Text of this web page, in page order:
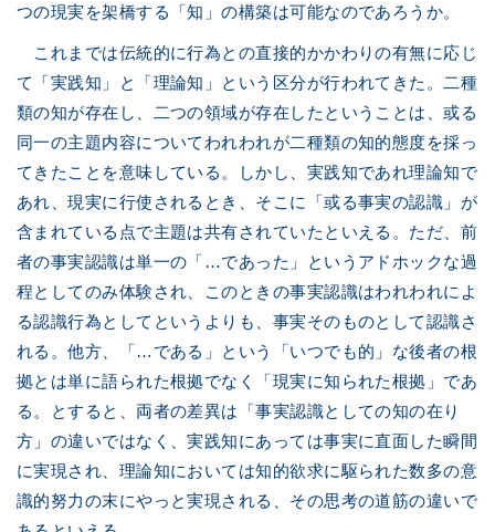
つの現実を架橋する「知」の構築は可能なのであろうか。
これまでは伝統的に行為との直接的かかわりの有無に応じ
て「実践知」と「理論知」という区分が行われてきた。二種
類の知が存在し、二つの領域が存在したということは、或る
同一の主題内容についてわれわれが二種類の知的態度を採っ
てきたことを意味している。しかし、実践知であれ理論知で
あれ、現実に行使されるとき、そこに「或る事実の認識」が
含まれている点で主題は共有されていたといえる。ただ、前
者の事実認識は単一の「…であった」というアドホックな過
程としてのみ体験され、このときの事実認識はわれわれによ
る認識行為としてというよりも、事実そのものとして認識さ
れる。他方、「…である」という「いつでも的」な後者の根
拠とは単に語られた根拠でなく「現実に知られた根拠」であ
る。とすると、両者の差異は「事実認識としての知の在り
方」の違いではなく、実践知にあっては事実に直面した瞬間
に実現され、理論知においては知的欲求に駆られた数多の意
識的努力の末にやっと実現される、その思考の道筋の違いで